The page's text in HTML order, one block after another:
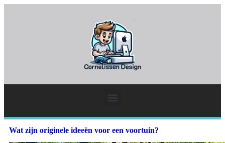
Wat zijn originele ideeën voor een voortuin?